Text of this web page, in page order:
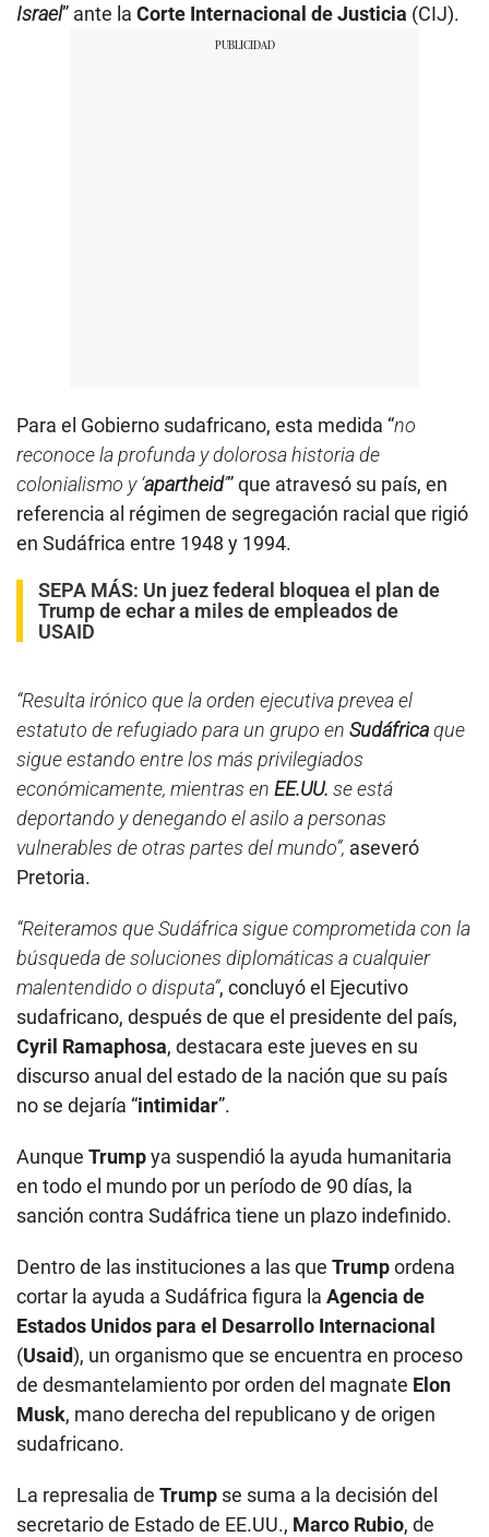
Israel” ante la Corte Internacional de Justicia (CIJ).
Para el Gobierno sudafricano, esta medida “no
reconoce la profunda y dolorosa historia de
colonialismo y ‘apartheid’” que atravesó su país, en
referencia al régimen de segregación racial que rigió
en Sudáfrica entre 1948 y 1994.
SEPA MÁS: Un juez federal bloquea el plan de
Trump de echar a miles de empleados de
USAID
“Resulta irónico que la orden ejecutiva prevea el
estatuto de refugiado para un grupo en Sudáfricaque
sigue estando entre los más privilegiados
económicamente, mientras en EE.UU. se está
deportando y denegando el asilo a personas
vulnerables de otras partes del mundo”, aseveró
Pretoria.
“Reiteramos que Sudáfrica sigue comprometida con la
búsqueda de soluciones diplomáticas a cualquier
malentendido o disputa”, concluyó el Ejecutivo
sudafricano, después de que el presidente del país,
Cyril Ramaphosa, destacara este jueves en su
discurso anual del estado de la nación que su país
no se dejaría “intimidar”.
Aunque Trumpya suspendió la ayuda humanitaria
en todo el mundo por un período de 90 días, la
sanción contra Sudáfrica tiene un plazo indefinido.
Dentro de las instituciones a las que Trumpordena
cortar la ayuda a Sudáfrica figura la Agencia de
Estados Unidos para el Desarrollo Internacional
(Usaid), un organismo que se encuentra en proceso
de desmantelamiento por orden del magnate Elon
Musk, mano derecha del republicano y de origen
sudafricano.
La represalia de Trump se suma a la decisión del
secretario de Estado de EE.UU., Marco Rubio, de